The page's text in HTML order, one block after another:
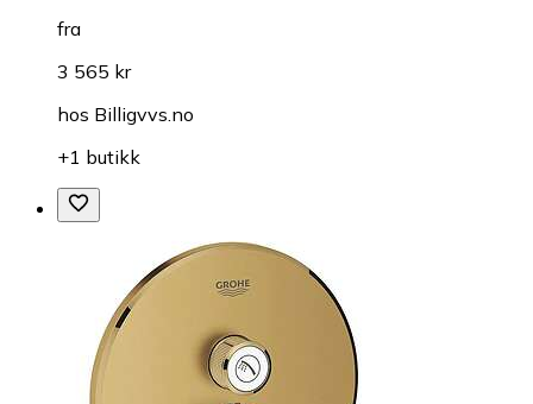
fra
3 565 kr
hos Billigvvs.no
+1 butikk